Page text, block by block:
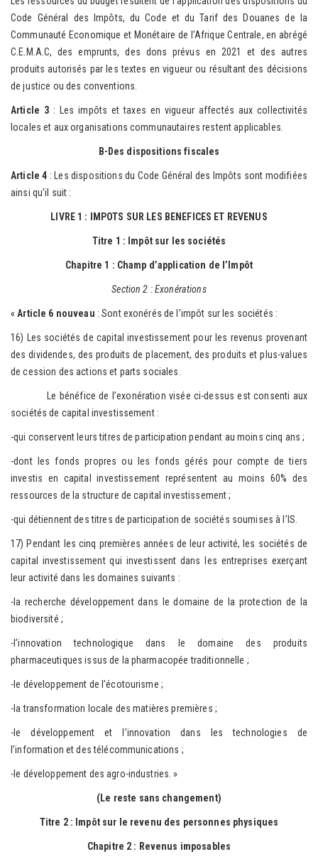
Code Général des Impôts, du Code et du Tarif des Douanes de la
Communauté Economique et Monétaire de l’Afrique Centrale, en abrégé
C.E.M.A.C, des emprunts, des dons prévus en 2021 et des autres
produits autorisés par les textes en vigueur ou résultant des décisions
de justice ou des conventions.
Article 3 : Les impôts et taxes en vigueur affectés aux collectivités
locales et aux organisations communautaires restent applicables.
B-Des dispositions fiscales
Article 4 : Les dispositions du Code Général des Impôts sont modifiées
ainsi qu’il suit :
LIVRE 1 : IMPOTS SUR LES BENEFICES ET REVENUS
Titre 1 : Impôt sur les sociétés
Chapitre 1 : Champ d’application de l’Impôt
Section 2 : Exonérations
«Article 6 nouveau : Sont exonérés de l’impôt sur les sociétés :
16) Les sociétés de capital investissement pour les revenus provenant
des dividendes, des produits de placement, des produits et plus-values
de cession des actions et parts sociales.
Le bénéfice de l’exonération visée ci-dessus est consenti aux
sociétés de capital investissement :
-qui conservent leurs titres de participation pendant au moins cinq ans ;
-dont les fonds propres ou les fonds gérés pour compte de tiers
investis en capital investissement représentent au moins 60% des
ressources de la structure de capital investissement ;
-qui détiennent des titres de participation de sociétés soumises à l’IS.
17) Pendant les cinq premières années de leur activité, les sociétés de
capital investissement qui investissent dans les entreprises exerçant
leur activité dans les domaines suivants :
-la recherche développement dans le domaine de la protection de la
biodiversité ;
-l’innovation technologique dans le domaine des produits
pharmaceutiques issus de la pharmacopée traditionnelle ;
-le développement de l’écotourisme ;
-la transformation locale des matières premières ;
-le développement et l’innovation dans les technologies de
l’information et des télécommunications ;
-le développement des agro-industries. »
(Le reste sans changement)
Titre 2 : Impôt sur le revenu des personnes physiques
Chapitre 2 : Revenus imposables